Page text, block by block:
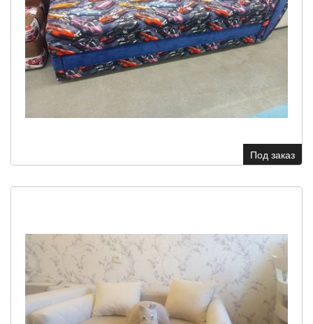
Под заказ